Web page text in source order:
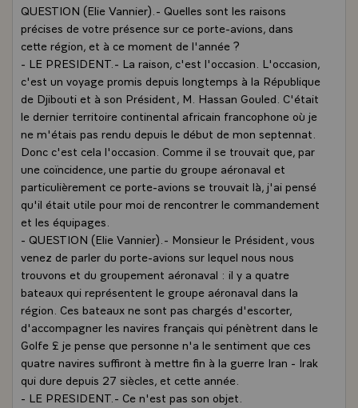
QUESTION (Elie Vannier).- Quelles sont les raisons
précises de votre présence sur ce porte-avions, dans
cette région, et à ce moment de l'année ?
- LE PRESIDENT.- La raison, c'est l'occasion. L'occasion,
c'est un voyage promis depuis longtemps à la République
de Djibouti et à son Président, M. Hassan Gouled. C'était
le dernier territoire continental africain francophone où je
ne m'étais pas rendu depuis le début de mon septennat.
Donc c'est cela l'occasion. Comme il se trouvait que, par
une coïncidence, une partie du groupe aéronaval et
particulièrement ce porte-avions se trouvait là, j'ai pensé
qu'il était utile pour moi de rencontrer le commandement
et les équipages.
- QUESTION (Elie Vannier).- Monsieur le Président, vous
venez de parler du porte-avions sur lequel nous nous
trouvons et du groupement aéronaval : il y a quatre
bateaux qui représentent le groupe aéronaval dans la
région. Ces bateaux ne sont pas chargés d'escorter,
d'accompagner les navires français qui pénètrent dans le
Golfe £ je pense que personne n'a le sentiment que ces
quatre navires suffiront à mettre fin à la guerre Iran - Irak
qui dure depuis 27 siècles, et cette année.
- LE PRESIDENT.- Ce n'est pas son objet.